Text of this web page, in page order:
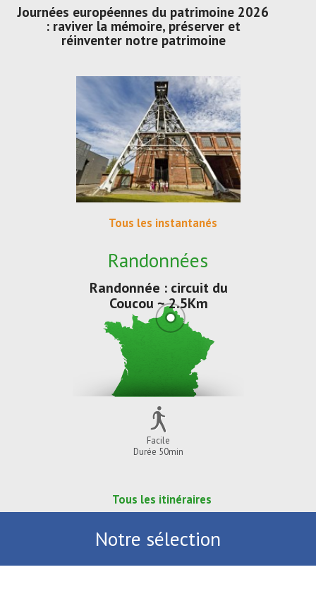
Journées européennes du patrimoine 2026
: raviver la mémoire, préserver et
réinventer notre patrimoine
Tous les instantanés
Randonnées
Randonnée : circuit du
Coucou ~ 2.5Km
Facile
Durée 50min
Tous les itinéraires
Notre sélection